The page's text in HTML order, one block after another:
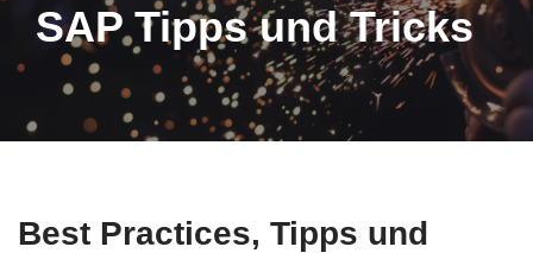
SAP Tipps und Tricks
Best Practices, Tipps und